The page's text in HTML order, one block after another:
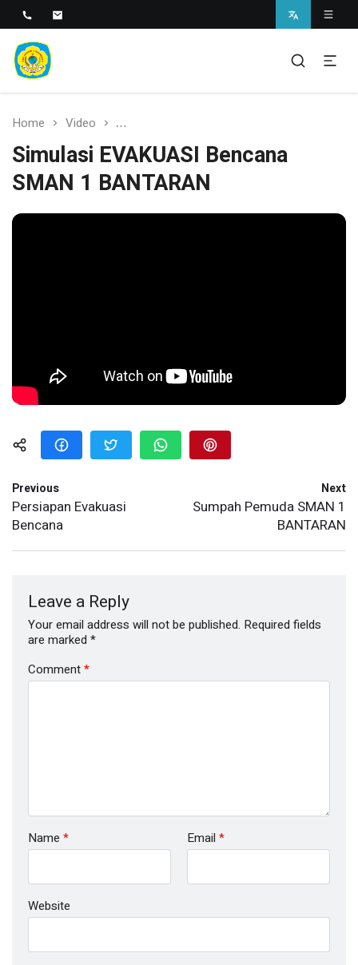
SMAN 1 Bantaran
SMAN 1 BANTARAN
Home Video Simulasi EVAKUASI Bencana SMAN 1
Simulasi EVAKUASI Bencana
SMAN 1 BANTARAN
Previous
Persiapan Evakuasi
Bencana
Next
Sumpah Pemuda SMAN 1
BANTARAN
Leave a Reply
Your email address will not be published. Required fields
are marked *
Comment*
Name * Email *
Website